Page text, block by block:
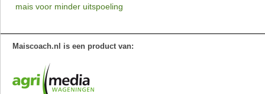
mais voor minder uitspoeling
Maiscoach.nl is een product van: